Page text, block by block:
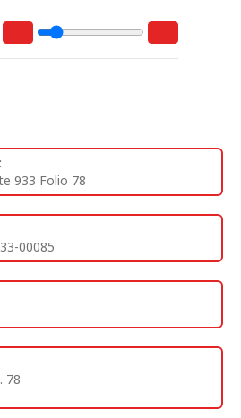
933 Folio 78
00085
78